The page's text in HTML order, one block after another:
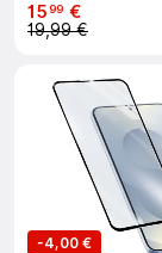
1599 €
19,99 €
-4,00 €